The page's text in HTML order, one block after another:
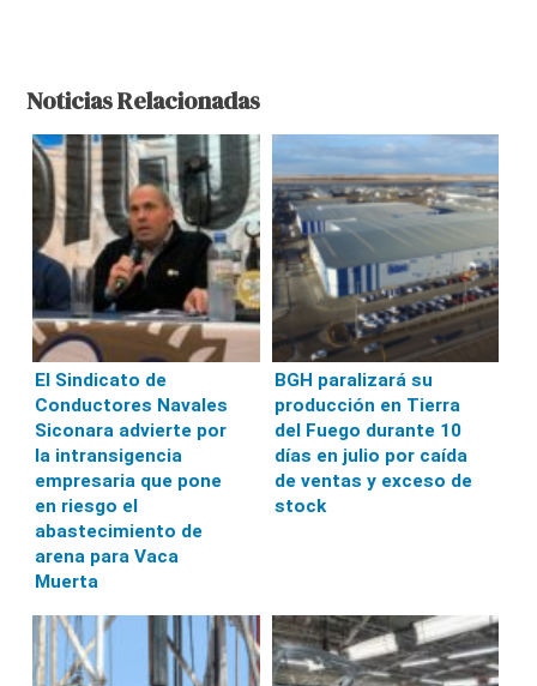
Noticias Relacionadas
El Sindicato de
Conductores Navales
Siconara advierte por
la intransigencia
empresaria que pone
en riesgo el
abastecimiento de
arena para Vaca
Muerta
BGH paralizará su
producción en Tierra
del Fuego durante 10
días en julio por caída
de ventas y exceso de
stock